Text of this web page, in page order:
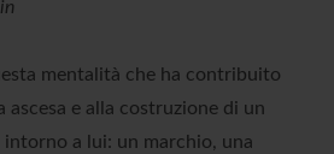
mentalità che ha contribuito
ascesa e alla costruzione di un
a lui: un marchio, una